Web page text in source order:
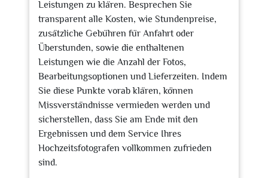
Leistungen zu klären. Besprechen Sie
transparent alle Kosten, wie Stundenpreise,
zusätzliche Gebühren für Anfahrt oder
Überstunden, sowie die enthaltenen
Leistungen wie die Anzahl der Fotos,
Bearbeitungsoptionen und Lieferzeiten. Indem
Sie diese Punkte vorab klären, können
Missverständnisse vermieden werden und
sicherstellen, dass Sie am Ende mit den
Ergebnissen und dem Service Ihres
Hochzeitsfotografen vollkommen zufrieden
sind.